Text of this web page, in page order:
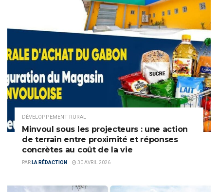
DÉVELOPPEMENT RURAL
Minvoul sous les projecteurs : une action
de terrain entre proximité et réponses
concrètes au coût de la vie
PAR LA RÉDACTION 30 AVRIL 2026